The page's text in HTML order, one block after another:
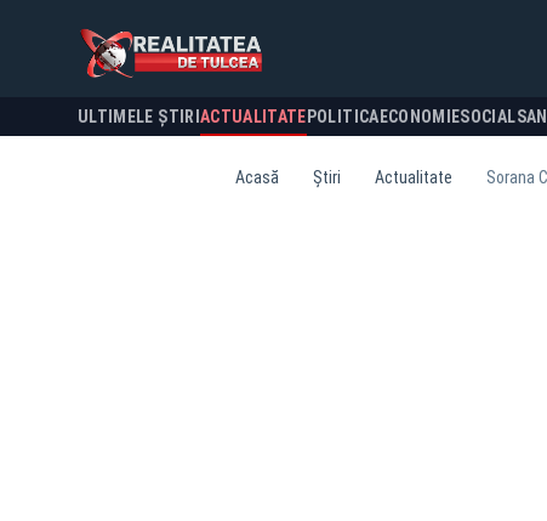
ULTIMELE ȘTIRI ACTUALITATE POLITICA ECONOMIESOCIAL
Acasă Știri Actualitate Sorana